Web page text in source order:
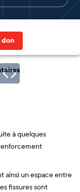
don
à quelques
ainsi un espace entre
fissures sont